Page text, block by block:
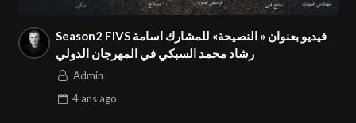
Season2 FIVS فيديو بعنوان « النصيحة» للمشارك اسامة
رشاد محمد السبكي في المهرجان الدولي
Admin
4 ans ago